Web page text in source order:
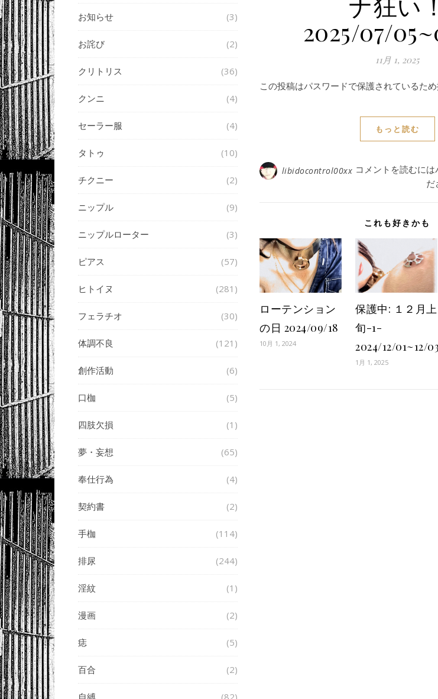
お知らせ (3)
お詫び (2)
クリトリス (36)
クンニ (4)
セーラー服 (4)
タトゥ (10)
チクニー (2)
ニップル (9)
ニップルローター (3)
ピアス (57)
ヒトイヌ (281)
フェラチオ (30)
体調不良 (121)
創作活動 (6)
口枷 (5)
四肢欠損 (1)
夢・妄想 (65)
奉仕行為 (4)
契約書 (2)
手枷 (114)
排尿 (244)
淫紋 (1)
漫画 (2)
痣 (5)
百合 (2)
自縛 (82)
2025/07/
11月 1, 2025
この投稿はパスワードで保護されているため
もっと読む
libidocontrol00xx コメントを読むに
だ
これも好きかも
ローテンション
の日 2024/09/18
10月 1, 2024
保護中: １２月上
旬-1-
2024/12/01~12/03
1月 1, 2025